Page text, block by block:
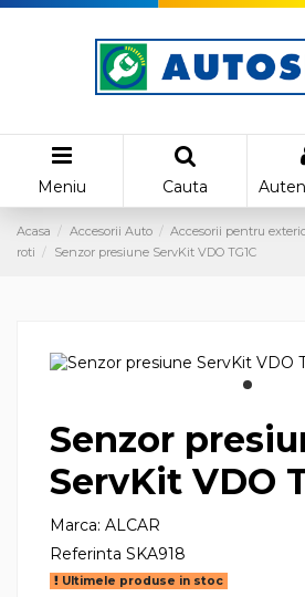
Meniu Cauta
Acasa Accesorii Auto Accesorii pentru
roti
Senzor presiune ServKit VDO TG1C
Senzor
ServKit VDO
Marca: ALCAR
Referinta SKA918
Ultimele produse in stoc